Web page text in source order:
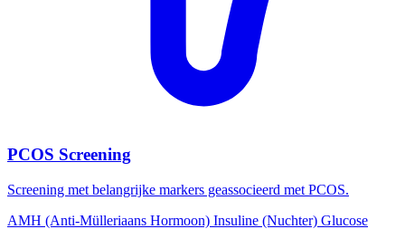
PCOS Screening
Screening met belangrijke markers geassocieerd met PCOS.
AMH (Anti-Mülleriaans Hormoon) Insuline (Nuchter) Glucose